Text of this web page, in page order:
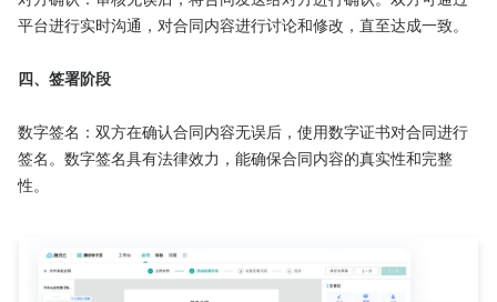
平台进行实时沟通，对合同内容进行讨论和修改，直至达成一致。
四、签署阶段
数字签名：双方在确认合同内容无误后，使用数字证书对合同进行
签名。数字签名具有法律效力，能确保合同内容的真实性和完整
性。